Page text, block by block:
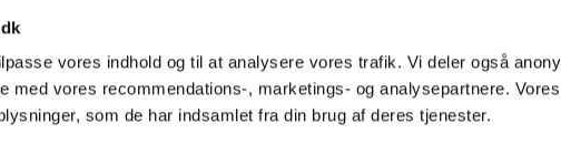
vores indhold og til at analysere vores trafik. Vi deler også
med vores recommendations-, marketings- og analysepartnere.
som de har indsamlet fra din brug af deres tjenester.